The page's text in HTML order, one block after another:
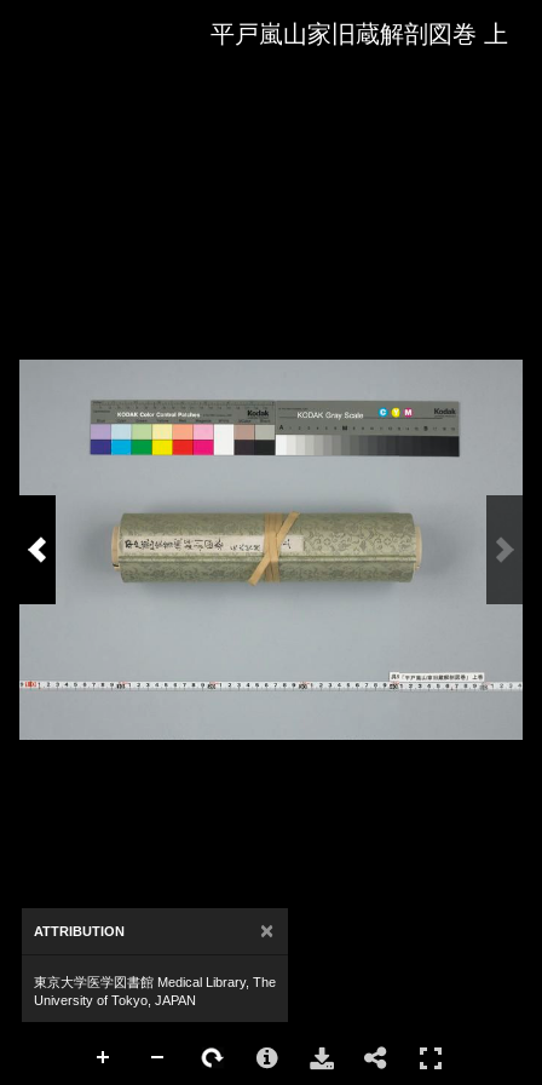
平戸嵐山家旧蔵解剖図巻 上
ATTRIBUTION ×
東京大学医学図書館 Medical Library, The
University of Tokyo, JAPAN